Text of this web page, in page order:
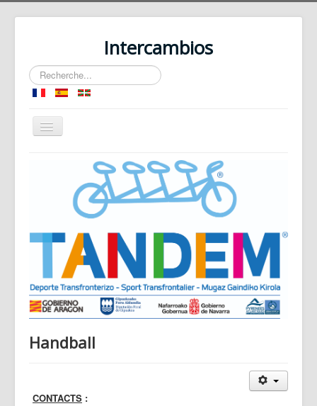
Intercambios
Rechercher
Basculer
la
Le Dispositif
Les Sports Collectifs
Les Sports Individuels
Les Sports de Pleine Nature
Contact plateforme
Espace Collaboratif
Handball
CONTACTS :